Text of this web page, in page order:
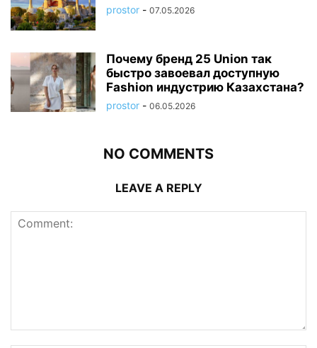
prostor - 07.05.2026
Почему бренд 25 Union так
быстро завоевал доступную
Fashion индустрию Казахстана?
prostor - 06.05.2026
NO COMMENTS
LEAVE A REPLY